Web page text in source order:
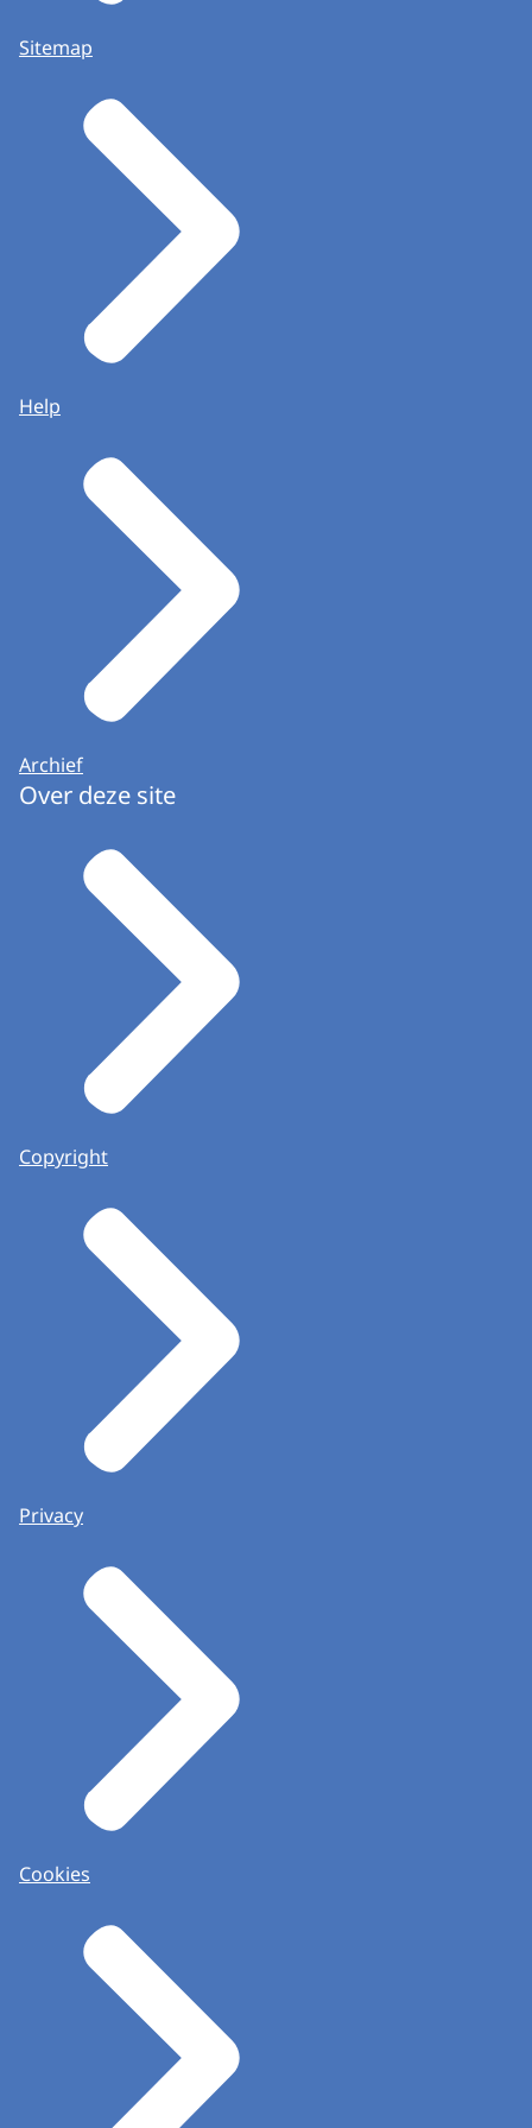
Sitemap
Help
Archief
Over deze site
Copyright
Privacy
Cookies